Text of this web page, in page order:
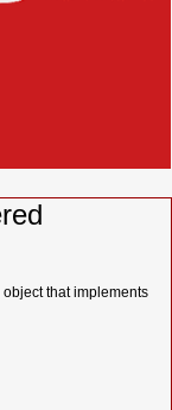
that implements